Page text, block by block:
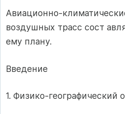
Авиационно-
воздушных трасс сост
ему плану.
Введение
1. Физико-географический